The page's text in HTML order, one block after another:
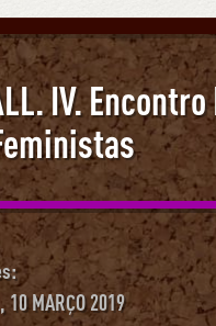
IV.
10 MARÇO 2019